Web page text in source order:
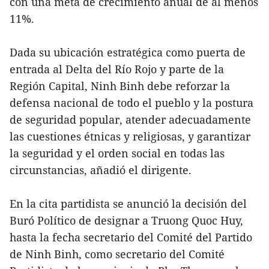
11%.
Dada su ubicación estratégica como puerta de
entrada al Delta del Río Rojo y parte de la
Región Capital, Ninh Binh debe reforzar la
defensa nacional de todo el pueblo y la postura
de seguridad popular, atender adecuadamente
las cuestiones étnicas y religiosas, y garantizar
la seguridad y el orden social en todas las
circunstancias, añadió el dirigente.
En la cita partidista se anunció la decisión del
Buró Político de designar a Truong Quoc Huy,
hasta la fecha secretario del Comité del Partido
de Ninh Binh, como secretario del Comité